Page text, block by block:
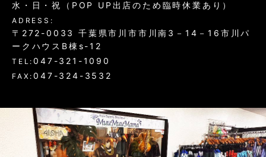
水・日・祝（POP UP出店のため臨時休業あり）
ADRESS:
〒272-0033 千葉県市川市市川南3－14－16市川パ
ークハウスB棟s-12
TEL:047-321-1090
FAX:047-324-3532